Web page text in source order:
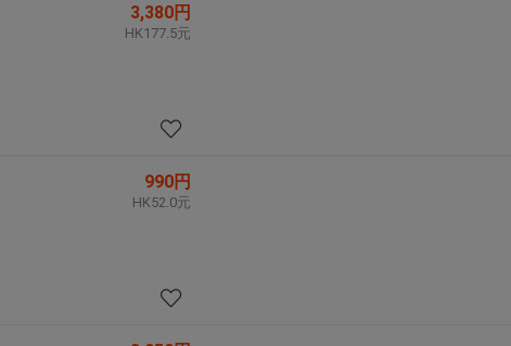
3,380円
HK177.5元
990円
HK52.0元